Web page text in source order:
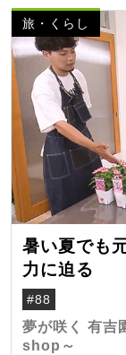
旅・くらし
暑い夏でも
力に迫る
#88
夢が咲く 有
shop～